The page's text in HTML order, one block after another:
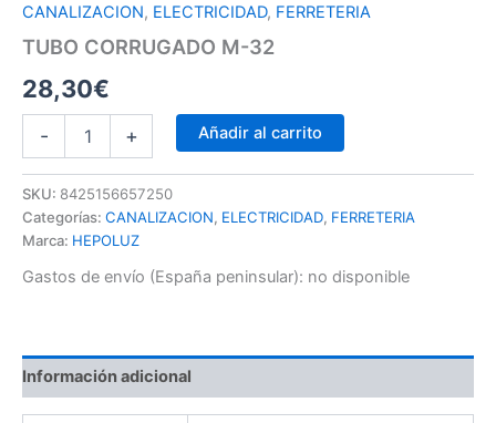
CANALIZACION, ELECTRICIDAD, FERRETERIA
TUBO CORRUGADO M-32
28,30€
- + Añadir al carrito
SKU: 8425156657250
Categorías: CANALIZACION, ELECTRICIDAD, FERRETERIA
Marca: HEPOLUZ
Gastos de envío (España peninsular): no disponible
Información adicional